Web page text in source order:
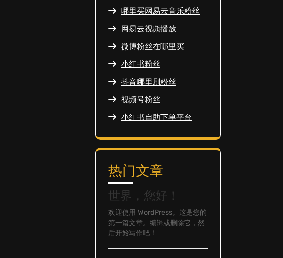
哪里买网易云音乐粉丝
网易云视频播放
微博粉丝在哪里买
小红书粉丝
抖音哪里刷粉丝
视频号粉丝
小红书自助下单平台
热门文章
世界，您好！
欢迎使用 WordPress。这是您的
第一篇文章。编辑或删除它，然
后开始写作吧！